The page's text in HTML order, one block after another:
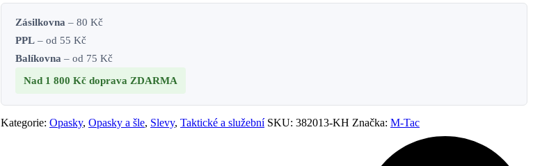
Zásilkovna – 80 Kč
PPL – od 55 Kč
Balíkovna – od 75 Kč
Nad 1 800 Kčdoprava ZDARMA
Kategorie:Opasky,Opasky a šle, Slevy,Taktické a služební SKU:382013-KH Značka:M-Tac